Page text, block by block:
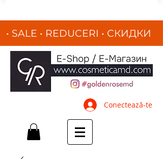
• SALE • REDUCERI • СКИДКИ
•
Conectează-te